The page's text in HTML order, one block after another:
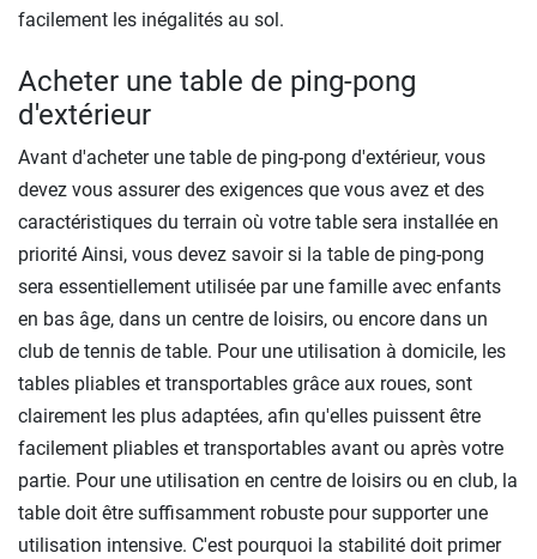
facilement les inégalités au sol.
Acheter une table de ping-pong
d'extérieur
Avant d'acheter une table de ping-pong d'extérieur, vous
devez vous assurer des exigences que vous avez et des
caractéristiques du terrain où votre table sera installée en
priorité Ainsi, vous devez savoir si la table de ping-pong
sera essentiellement utilisée par une famille avec enfants
en bas âge, dans un centre de loisirs, ou encore dans un
club de tennis de table. Pour une utilisation à domicile, les
tables pliables et transportables grâce aux roues, sont
clairement les plus adaptées, afin qu'elles puissent être
facilement pliables et transportables avant ou après votre
partie. Pour une utilisation en centre de loisirs ou en club, la
table doit être suffisamment robuste pour supporter une
utilisation intensive. C'est pourquoi la stabilité doit primer